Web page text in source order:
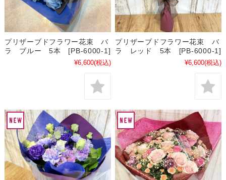
プリザーブドフラワー花束 バ
ラ ブルー 5本 [PB-6000-1]
¥6,600(税込)
プリザーブドフラワー花束 バ
ラ レッド 5本 [PB-6000-1]
¥6,600(税込)